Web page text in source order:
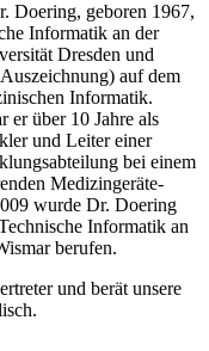
Doering, geboren 1967,
Informatik an der
Dresden und
auf dem
Informatik.
er über 10 Jahre als
und Leiter einer
bei einem
Medizingeräte-
wurde Dr. Doering
Informatik an
berufen.
und berät unsere